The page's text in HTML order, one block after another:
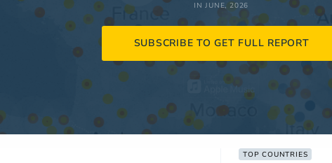
IN JUNE, 2026
SUBSCRIBE TO GET FULL REPORT
TOP COUNTRIES